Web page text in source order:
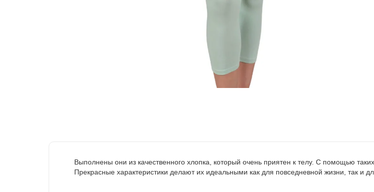
Выполнены они из качественного хлопка, который очень приятен к телу. С помощью
Прекрасные характеристики делают их идеальными как для повседневной жизни, так и